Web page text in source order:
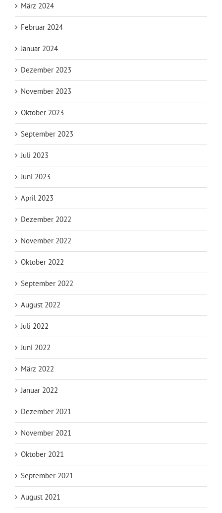
März 2024
Februar 2024
Januar 2024
Dezember 2023
November 2023
Oktober 2023
September 2023
Juli 2023
Juni 2023
April 2023
Dezember 2022
November 2022
Oktober 2022
September 2022
August 2022
Juli 2022
Juni 2022
März 2022
Januar 2022
Dezember 2021
November 2021
Oktober 2021
September 2021
August 2021